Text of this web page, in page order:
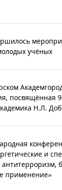
учёных
посвящённая
Н.Л.
и
применение»